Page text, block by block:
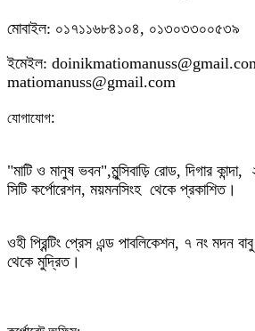
মোবাইল: ০১৭১১৬৮৪১০৪, ০১৩০৩৩০০৫৩৯
ইমেইল:
matiomanuss@gmail.com
যোগাযোগ:
"মাটি ও মানুষ ভবন",মুন্সিবাড়ি রোড, দিগার
সিটি কর্পোরেশন, ময়মনসিংহ থেকে প্রকাশিত।
ওহী প্রিন্টিং প্রেস এন্ড পাবলিকেশন, ৭ নং মদন
থেকে মুদ্রিত।